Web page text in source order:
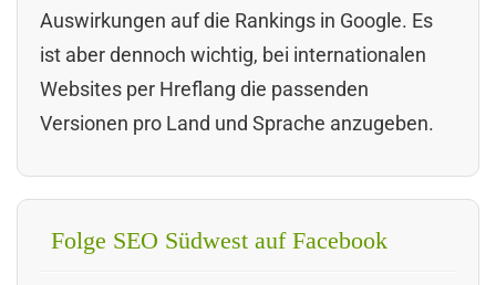
Auswirkungen auf die Rankings in Google. Es
ist aber dennoch wichtig, bei internationalen
Websites per Hreflang die passenden
Versionen pro Land und Sprache anzugeben.
Folge SEO Südwest auf Facebook